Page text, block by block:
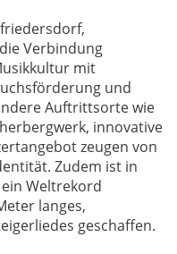
Verbindung
mit
und
Auftrittsorte wie
innovative
zeugen von
Zudem ist in
Weltrekord
langes,
geschaffen.